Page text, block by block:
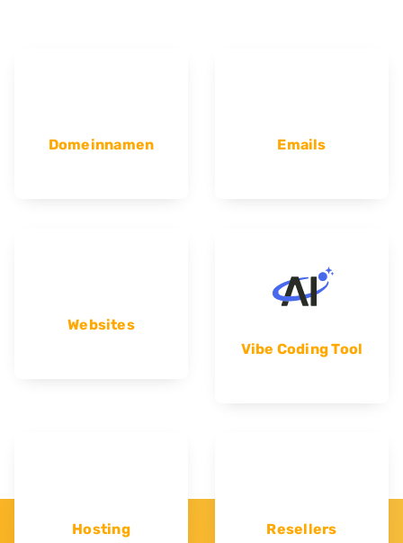
Domeinnamen Emails
Websites
Vibe Coding Tool
Hosting Resellers